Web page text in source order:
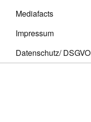
Mediafacts
Impressum
Datenschutz/ DSGVO